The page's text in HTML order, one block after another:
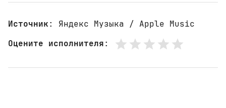
Источник: Яндекс Музыка / Apple Music
Оцените исполнителя: